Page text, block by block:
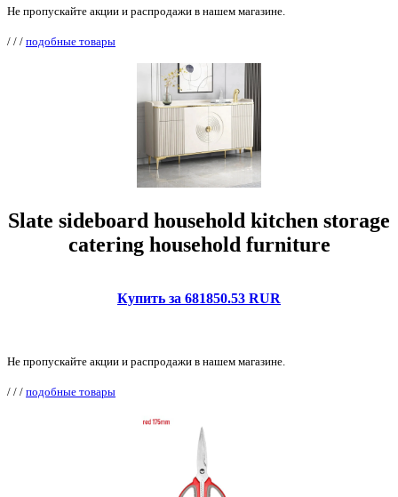
Не пропускайте акции и распродажи в нашем магазине.
/ / / подобные товары
Slate sideboard household kitchen storage
catering household furniture
Купить за 681850.53 RUR
Не пропускайте акции и распродажи в нашем магазине.
/ / / подобные товары